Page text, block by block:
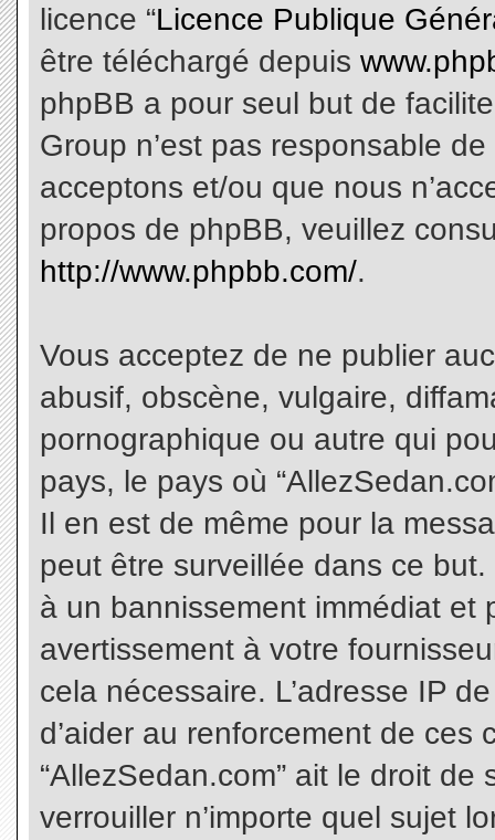
licence “Licence Publique
être téléchargé depuis
phpBB a pour seul but de
Group n’est pas responsable
acceptons et/ou que nous
propos de phpBB, veuillez
http://www.phpbb.com/.
Vous acceptez de ne publier
abusif, obscène, vulgaire,
pornographique ou autre qui
pays, le pays où
Il en est de même pour la
peut être surveillée dans ce
à un bannissement immédiat et
avertissement à votre
cela nécessaire. L’adresse IP
d’aider au renforcement de
“AllezSedan.com” ait le droit de
verrouiller n’importe quel sujet